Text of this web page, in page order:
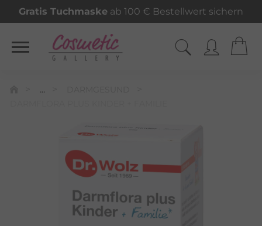
Gratis Tuchmaske ab 100 € Bestellwert sichern
...